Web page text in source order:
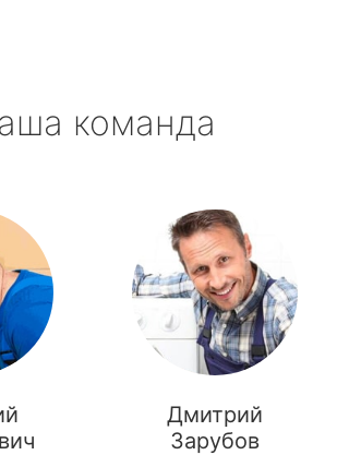
команда
Дмитрий
Зарубов